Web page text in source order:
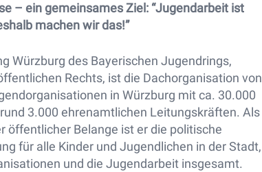
– ein gemeinsames Ziel: “Jugendarbeit ist
machen wir das!”
Würzburg des Bayerischen Jugendrings,
Rechts, ist die Dachorganisation von
in Würzburg mit ca. 30.000
3.000 ehrenamtlichen Leitungskräften. Als
öffentlicher Belange ist er die politische
für alle Kinder und Jugendlichen in der Stadt,
und die Jugendarbeit insgesamt.